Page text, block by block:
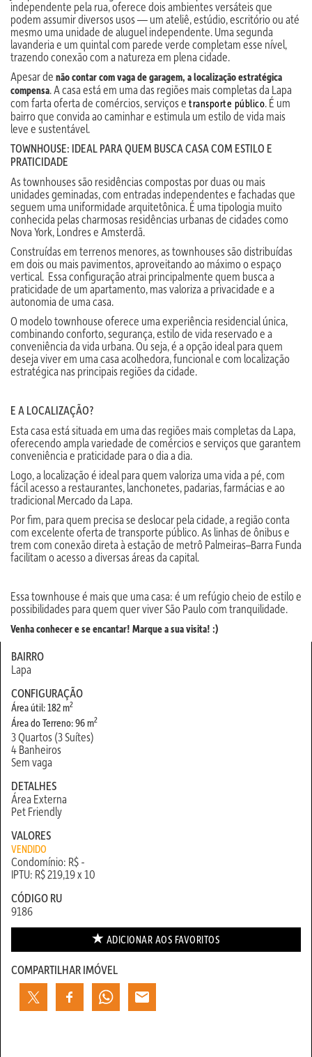
independente pela rua, oferece dois ambientes versáteis que
podem assumir diversos usos — um ateliê, estúdio, escritório ou até
mesmo uma unidade de aluguel independente. Uma segunda
lavanderia e um quintal com parede verde completam esse nível,
trazendo conexão com a natureza em plena cidade.
Apesar de não contar com vaga de garagem, a localização estratégica
compensa. A casa está em uma das regiões mais completas da Lapa
com farta oferta de comércios, serviços e transporte público. É um
bairro que convida ao caminhar e estimula um estilo de vida mais
leve e sustentável.
TOWNHOUSE: IDEAL PARA QUEM BUSCA CASA COM ESTILO E
PRATICIDADE
As townhouses são residências compostas por duas ou mais
unidades geminadas, com entradas independentes e fachadas que
seguem uma uniformidade arquitetônica. É uma tipologia muito
conhecida pelas charmosas residências urbanas de cidades como
Nova York, Londres e Amsterdã.
Construídas em terrenos menores, as townhouses são distribuídas
em dois ou mais pavimentos, aproveitando ao máximo o espaço
vertical. Essa configuração atrai principalmente quem busca a
praticidade de um apartamento, mas valoriza a privacidade e a
autonomia de uma casa.
O modelo townhouse oferece uma experiência residencial única,
combinando conforto, segurança, estilo de vida reservado e a
conveniência da vida urbana. Ou seja, é a opção ideal para quem
deseja viver em uma casa acolhedora, funcional e com localização
estratégica nas principais regiões da cidade.
E A LOCALIZAÇÃO?
Esta casa está situada em uma das regiões mais completas da Lapa,
oferecendo ampla variedade de comércios e serviços que garantem
conveniência e praticidade para o dia a dia.
Logo, a localização é ideal para quem valoriza uma vida a pé, com
fácil acesso a restaurantes, lanchonetes, padarias, farmácias e ao
tradicional Mercado da Lapa.
Por fim, para quem precisa se deslocar pela cidade, a região conta
com excelente oferta de transporte público. As linhas de ônibus e
trem com conexão direta à estação de metrô Palmeiras–Barra Funda
facilitam o acesso a diversas áreas da capital.
Essa townhouse é mais que uma casa: é um refúgio cheio de estilo e
possibilidades para quem quer viver São Paulo com tranquilidade.
Venha conhecer e se encantar! Marque a sua visita! :)
BAIRRO
Lapa
CONFIGURAÇÃO
Área útil: 182 m2
Área do Terreno: 96 m2
3 Quartos (3 Suítes)
4 Banheiros
Sem vaga
DETALHES
Área Externa
Pet Friendly
VALORES
VENDIDO
Condomínio: R$ -
IPTU: R$ 219,19 x 10
CÓDIGO RU
9186
ADICIONAR AOS FAVORITOS
COMPARTILHAR IMÓVEL